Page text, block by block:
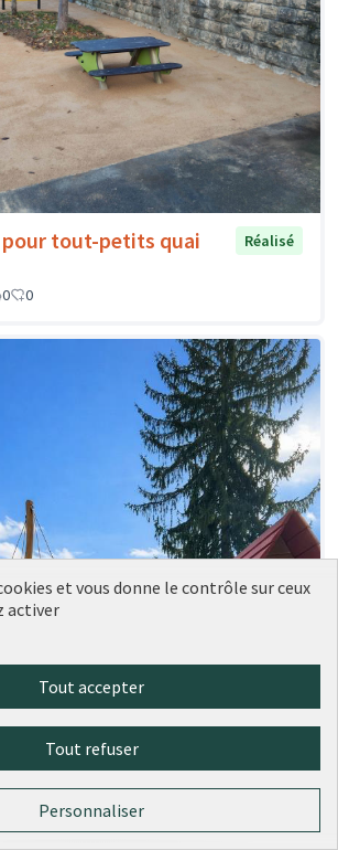
pour tout-petits quai
Réalisé
0 0
et vous donne le contrôle sur ceux
activer
Tout accepter
Tout refuser
Personnaliser